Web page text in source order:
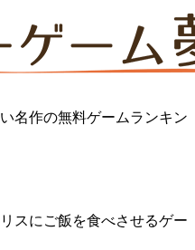
名作の無料ゲームランキン
スにご飯を食べさせるゲー